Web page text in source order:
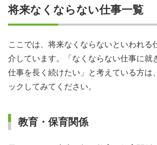
将来なくならない仕事一覧
ここでは、将来なくならないといわれる
介しています。「なくならない仕事に就
仕事を長く続けたい」と考えている方は
ックしてみてください。
教育・保育関係